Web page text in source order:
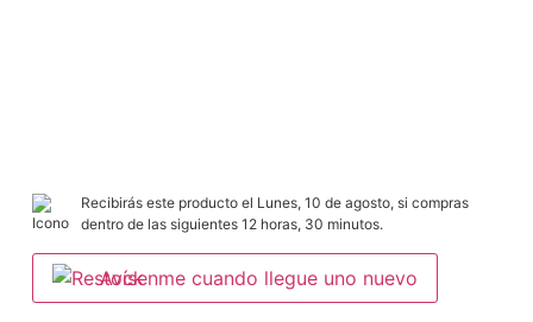
Recibirás este producto el Lunes, 10 de agosto, si compras
dentro de las siguientes 12 horas, 30 minutos.
Avísenme cuando llegue uno nuevo